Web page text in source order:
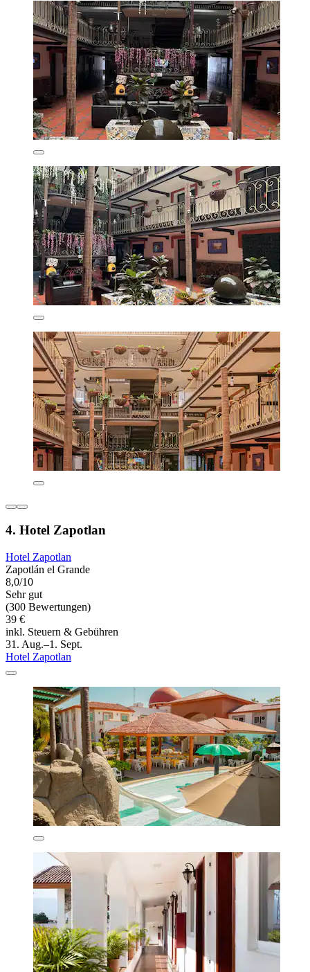
4. Hotel Zapotlan
Hotel Zapotlan
Zapotlán el Grande
8,0/10
Sehr gut
(300 Bewertungen)
39 €
inkl. Steuern & Gebühren
31. Aug.–1. Sept.
Hotel Zapotlan